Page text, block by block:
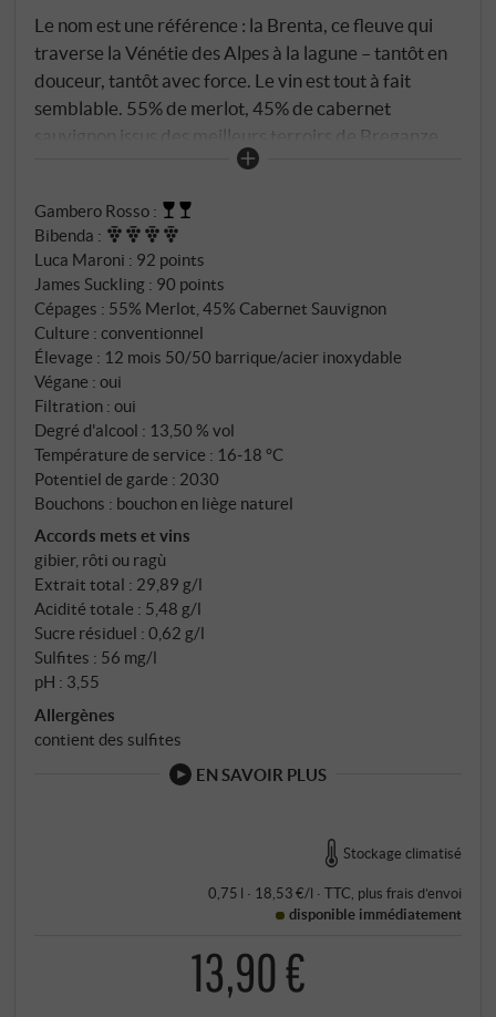
Le nom est une référence : la Brenta, ce fleuve qui
traverse la Vénétie des Alpes à la lagune – tantôt en
douceur, tantôt avec force. Le vin est tout à fait
semblable. 55% de merlot, 45% de cabernet
sauvignon issus des meilleurs terroirs de Breganze
DOC, sur un sol volcanique et tufeux. Vendange
fermentation en cuve d'acier. Lors de l'élevage, le vin
se divise : une moitié reste en acier, l'autre vieillit
douze mois en barriques françaises – dont un tiers
est neuf.
Gambero Rosso :
Bibenda :
Luca Maroni : 92 points
James Suckling : 90 points
Cépages : 55% Merlot, 45% Cabernet Sauvignon
Culture : conventionnel
Élevage : 12 mois 50/50 barrique/acier inoxydable
Végane : oui
Filtration : oui
Degré d'alcool : 13,50 % vol
Température de service : 16‑18 °C
Potentiel de garde : 2030
Bouchons : bouchon en liège naturel
Accords mets et vins
gibier, rôti ou ragù
Extrait total : 29,89 g/l
Acidité totale : 5,48 g/l
Sucre résiduel : 0,62 g/l
Sulfites : 56 mg/l
pH : 3,55
Allergènes
contient des sulfites
EN SAVOIR PLUS
Stockage climatisé
0,75 l · 18,53 €/l · TTC, plus frais d’envoi
disponible immédiatement
13,90 €